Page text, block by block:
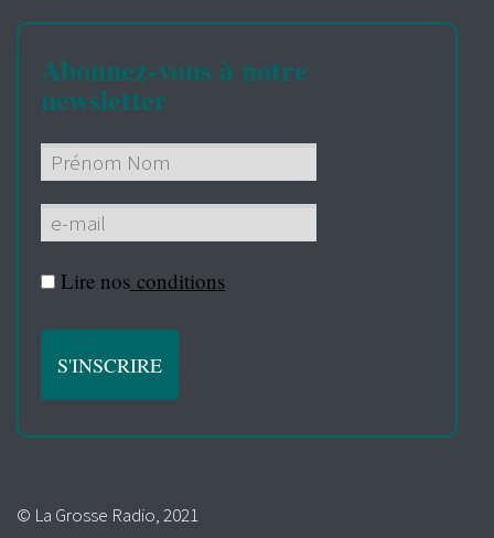
Abonnez-vous à notre
newsletter
Lire nos conditions
© La Grosse Radio, 2021